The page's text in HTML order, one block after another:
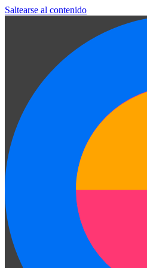
Saltearse al contenido